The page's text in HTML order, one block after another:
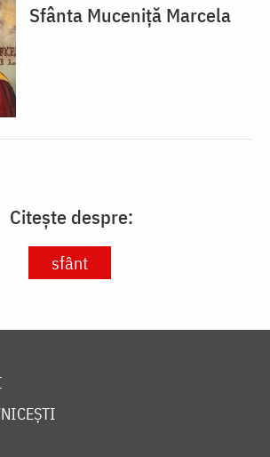
Sfânta Muceniță Marcela
Citește despre:
sfânt